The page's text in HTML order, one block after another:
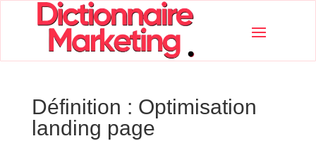
Définition : Optimisation
landing page